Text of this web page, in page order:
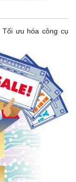
Tối ưu hóa công cụ